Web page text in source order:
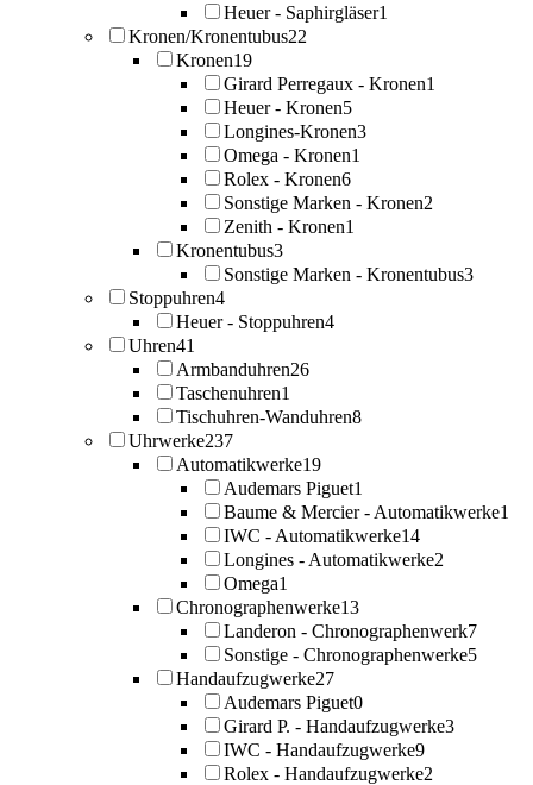
Heuer - Saphirgläser1
Kronen/Kronentubus22
Kronen19
Girard Perregaux - Kronen1
Heuer - Kronen5
Longines-Kronen3
Omega - Kronen1
Rolex - Kronen6
Sonstige Marken - Kronen2
Zenith - Kronen1
Kronentubus3
Sonstige Marken - Kronentubus3
Stoppuhren4
Heuer - Stoppuhren4
Uhren41
Armbanduhren26
Taschenuhren1
Tischuhren-Wanduhren8
Uhrwerke237
Automatikwerke19
Audemars Piguet1
Baume & Mercier - Automatikwerke1
IWC - Automatikwerke14
Longines - Automatikwerke2
Omega1
Chronographenwerke13
Landeron - Chronographenwerk7
Sonstige - Chronographenwerke5
Handaufzugwerke27
Audemars Piguet0
Girard P. - Handaufzugwerke3
IWC - Handaufzugwerke9
Rolex - Handaufzugwerke2